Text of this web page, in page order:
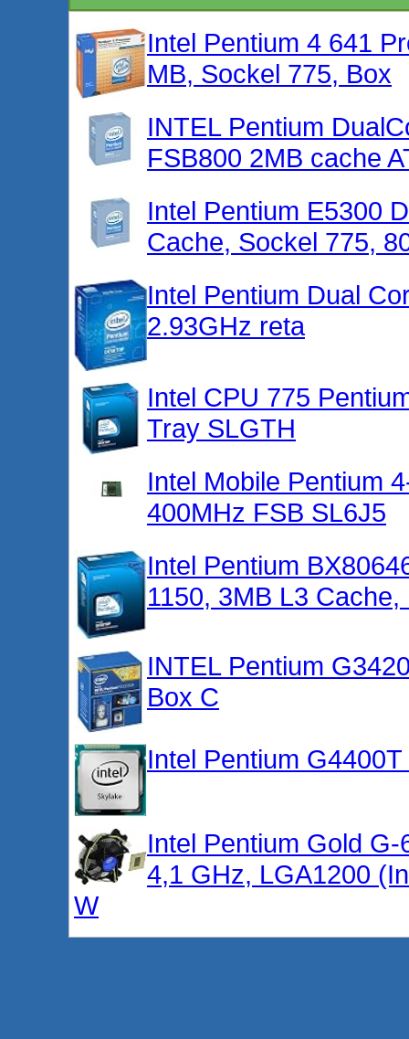
Intel Pentium 4 641
MB, Sockel 775, Box
INTEL Pentium
FSB800 2MB cache
Intel Pentium E5300
Cache, Sockel 775,
Intel Pentium Dual
2.93GHz reta
Intel CPU 775
Tray SLGTH
Intel Mobile Pentium
400MHz FSB SL6J5
Intel Pentium
1150, 3MB L3
INTEL Pentium
Box C
Intel Pentium
Intel Pentium Gold
4,1 GHz, LGA1200
W